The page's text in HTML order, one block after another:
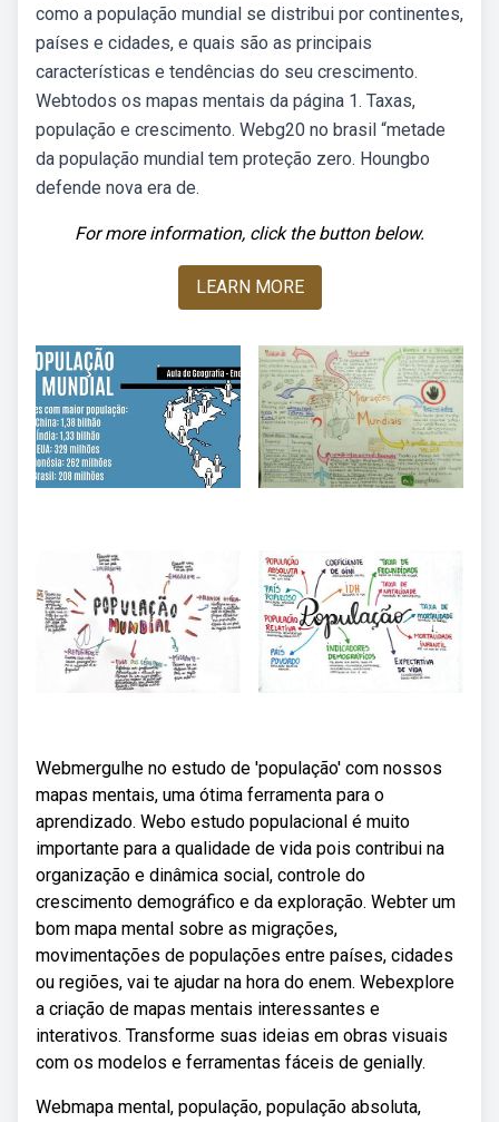
como a população mundial se distribui por continentes,
países e cidades, e quais são as principais
características e tendências do seu crescimento.
Webtodos os mapas mentais da página 1. Taxas,
população e crescimento. Webg20 no brasil “metade
da população mundial tem proteção zero. Houngbo
defende nova era de.
For more information, click the button below.
LEARN MORE
Webmergulhe no estudo de 'população' com nossos
mapas mentais, uma ótima ferramenta para o
aprendizado. Webo estudo populacional é muito
importante para a qualidade de vida pois contribui na
organização e dinâmica social, controle do
crescimento demográfico e da exploração. Webter um
bom mapa mental sobre as migrações,
movimentações de populações entre países, cidades
ou regiões, vai te ajudar na hora do enem. Webexplore
a criação de mapas mentais interessantes e
interativos. Transforme suas ideias em obras visuais
com os modelos e ferramentas fáceis de genially.
Webmapa mental, população, população absoluta,